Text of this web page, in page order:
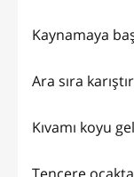
Kaynamaya
Ara sıra
Kıvamı koyu